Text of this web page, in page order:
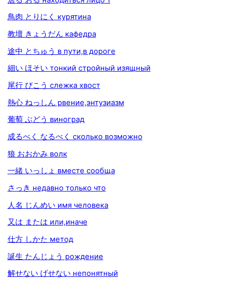
鳥肉 とりにく курятина
教壇 きょうだん кафедра
途中 とちゅう в пути,в дороге
細い ほそい тонкий стройный изящный
尾行 びこう слежка хвост
熱心 ねっしん рвение,энтузиазм
葡萄 ぶどう виноград
成るべく なるべく сколько возможно
狼 おおかみ волк
一緒 いっしょ вместе сообща
さっき недавно только что
人名 じんめい имя человека
又は または или,иначе
仕方 しかた метод
誕生 たんじょう рождение
解せない げせない непонятный